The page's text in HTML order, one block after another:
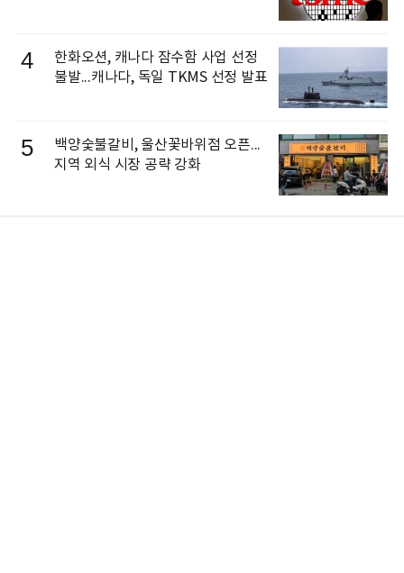
4
한화오션, 캐나다 잠수함 사업 선정
불발...캐나다, 독일 TKMS 선정 발표
5
백양숯불갈비, 울산꽃바위점 오픈...
지역 외식 시장 공략 강화